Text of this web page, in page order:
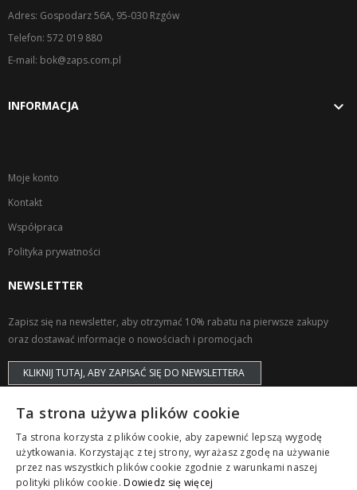
Adres: Gospodarz 56A, 95-030 Rzgów
Telefon: 572 019 880
E-mail: bok@zaps.com.pl
INFORMACJA 
Moje konto
Kontakt
Współpraca
Polityka prywatności
NEWSLETTER
Zapisz się na newsletter, aby otrzymać 10% rabatu na pierwsze zakupy
oraz dostawać informacje o nowościach i promocjach
KLIKNIJ TUTAJ, ABY ZAPISAĆ SIĘ DO NEWSLETTERA
Copyright © ZAPS. All Rights Reserved.
Ta strona używa plików cookie
Ta strona korzysta z plików cookie, aby zapewnić lepszą wygodę
użytkowania. Korzystając z tej strony, wyrażasz zgodę na używanie
przez nas wszystkich plików cookie zgodnie z warunkami naszej
polityki plików cookie.Dowiedz się więcej